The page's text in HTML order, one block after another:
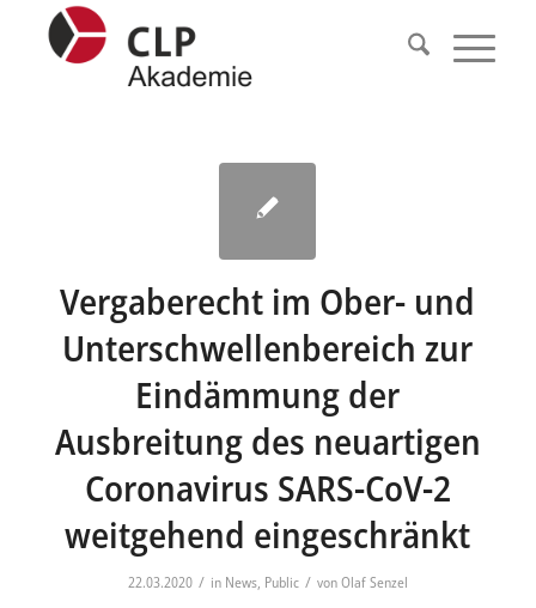
Vergaberecht im Ober- und
Unterschwellenbereich zur
Eindämmung der
Ausbreitung des neuartigen
Coronavirus SARS-CoV-2
weitgehend eingeschränkt
22.03.2020 / in News, Public / vonOlaf Senzel